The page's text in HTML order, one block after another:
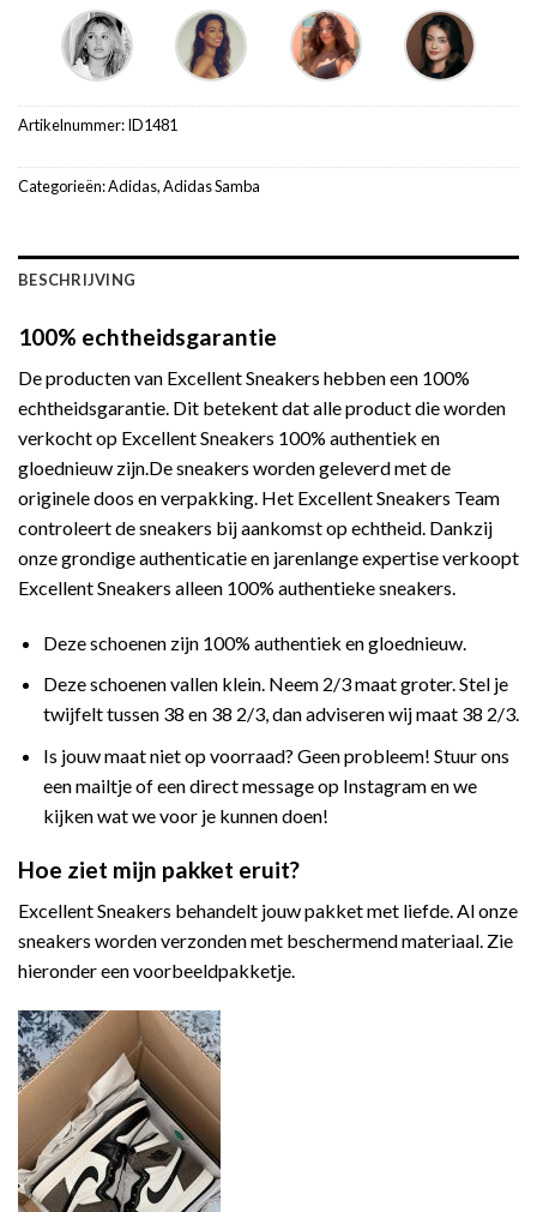
Artikelnummer:ID1481
Categorieën:Adidas,Adidas Samba
BESCHRIJVING
100% echtheidsgarantie
De producten van Excellent Sneakers hebben een 100%
echtheidsgarantie. Dit betekent dat alle product die worden
verkocht op Excellent Sneakers 100% authentiek en
gloednieuw zijn.De sneakers worden geleverd met de
originele doos en verpakking. Het Excellent Sneakers Team
controleert de sneakers bij aankomst op echtheid. Dankzij
onze grondige authenticatie en jarenlange expertise verkoopt
Excellent Sneakers alleen 100% authentieke sneakers.
Deze schoenen zijn 100% authentiek en gloednieuw.
Deze schoenen vallen klein. Neem 2/3 maat groter. Stel je
twijfelt tussen 38 en 38 2/3, dan adviseren wij maat 38 2/3.
Is jouw maat niet op voorraad? Geen probleem! Stuur ons
een mailtje of een direct message op Instagram en we
kijken wat we voor je kunnen doen!
Hoe ziet mijn pakket eruit?
Excellent Sneakers behandelt jouw pakket met liefde. Al onze
sneakers worden verzonden met beschermend materiaal. Zie
hieronder een voorbeeldpakketje.